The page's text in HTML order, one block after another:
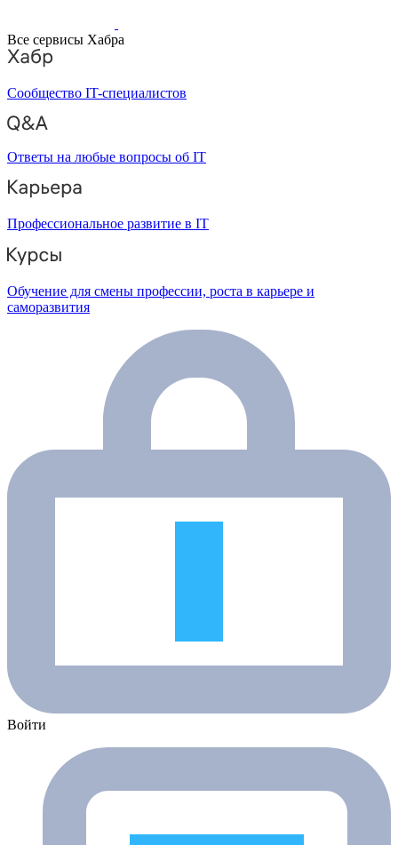
Все сервисы Хабра
Сообщество IT-специалистов
Ответы на любые вопросы об IT
Профессиональное развитие в IT
Обучение для смены профессии, роста в карьере и
саморазвития
Войти